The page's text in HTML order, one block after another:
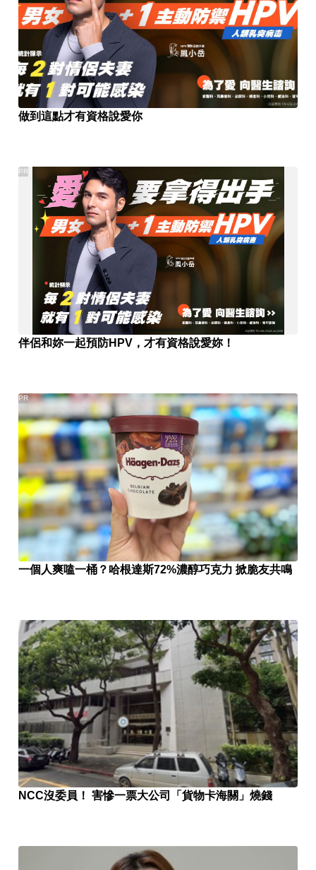
做到這點才有資格說愛你
伴侶和妳一起預防HPV，才有資格說愛妳！
PR
一個人爽嗑一桶？哈根達斯72%濃醇巧克力 掀脆友共鳴
PR
NCC沒委員！ 害慘一票大公司「貨物卡海關」燒錢